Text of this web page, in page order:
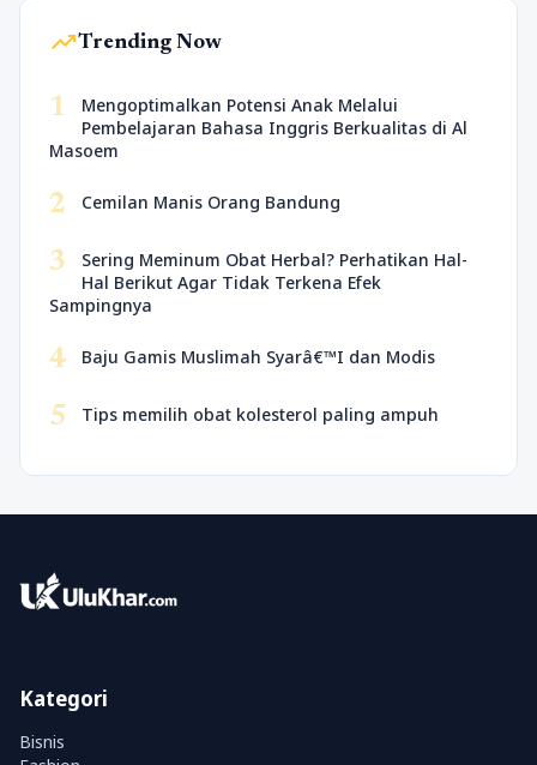
trending_upTrending Now
1
Mengoptimalkan Potensi Anak Melalui
Pembelajaran Bahasa Inggris Berkualitas di Al
Masoem
2 Cemilan Manis Orang Bandung
3
Sering Meminum Obat Herbal? Perhatikan Hal-
Hal Berikut Agar Tidak Terkena Efek
Sampingnya
4 Baju Gamis Muslimah Syarâ€™I dan Modis
5 Tips memilih obat kolesterol paling ampuh
Kategori
Bisnis